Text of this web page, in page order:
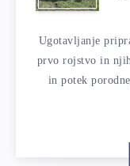
Ugotavljanje
prvo rojstvo in
in potek